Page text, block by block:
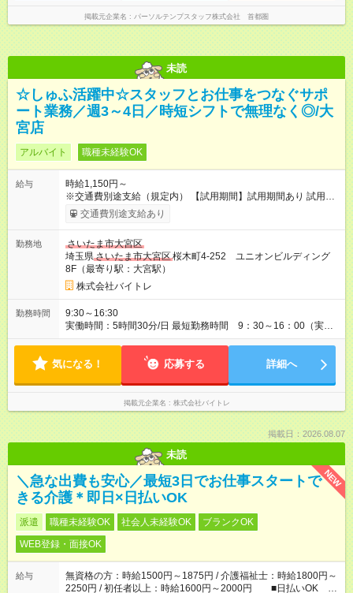
掲載元企業名 パーソルテンプスタッフ株式会社 首都圏
未読
☆しゅふ活躍中☆スタッフとお仕事をつなぐサポ
ート業務／週3～4日／時短シフトで無理なく◎/大
宮店
アルバイト 職種未経験OK
給与
時給1,150円～
※交通費別途支給（規定内） 【試用期間】試用期間あり 試用期
間の長さ：2ヶ月 雇用形態、給与は本採用時と同じです。
交通費別途支給あり
勤務地
さいたま市大宮区
埼玉県さいたま市大宮区桜木町4-252 ユニオンビルディング
8F（最寄り駅：大宮駅）
株式会社バイトレ
勤務時間
9:30～16:30
実働時間：5時間30分/日 最短勤務時間 9：30～16：00（実働
5.5時間） 9：30～16：30（実働6時間）、9：30～17：00（実
気になる！ 応募する 詳細へ
掲載元企業名 株式会社バイトレ
掲載日：2026.08.07
未読
NEW
＼急な出費も安心／最短3日でお仕事スタートで
きる介護＊即日×日払いOK
派遣 職種未経験OK 社会人未経験OK
ブランクOK
WEB登録・面接OK
給与
無資格の方：時給1500円～1875円 / 介護福祉士：時給1800円～
2250円 / 初任者以上：時給1600円～2000円 ■日払いOK ■